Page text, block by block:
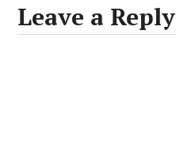
Leave a Reply